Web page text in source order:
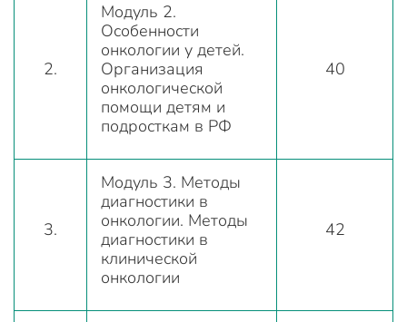
2.
Модуль 2.
Особенности
онкологии у детей.
Организация
онкологической
помощи детям и
подросткам в РФ
40
3.
Модуль 3. Методы
диагностики в
онкологии. Методы
диагностики в
клинической
онкологии
42